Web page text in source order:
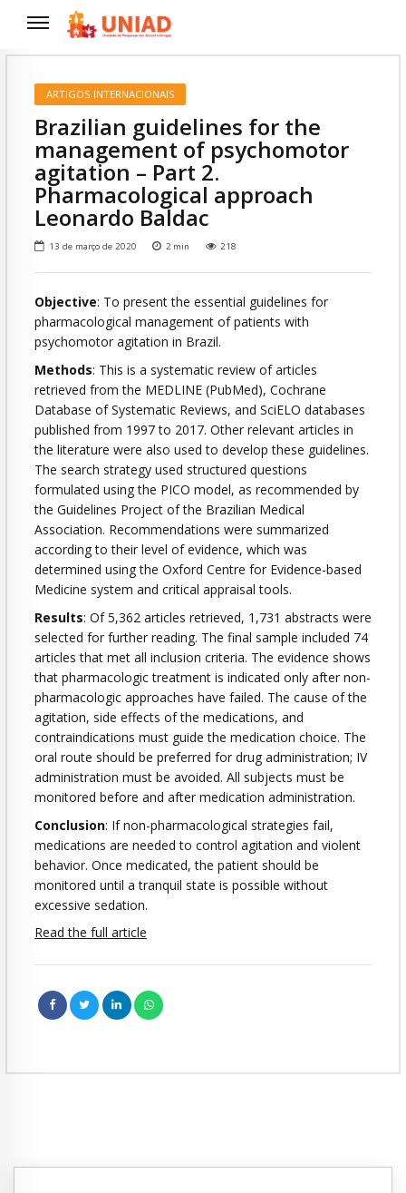
ARTIGOS INTERNACIONAIS
Brazilian guidelines for the
management of psychomotor
agitation – Part 2.
Pharmacological approach
Leonardo Baldac
13 de março de 2020 2 min 218
Objective: To present the essential guidelines for
pharmacological management of patients with
psychomotor agitation in Brazil.
Methods: This is a systematic review of articles
retrieved from the MEDLINE (PubMed), Cochrane
Database of Systematic Reviews, and SciELO databases
published from 1997 to 2017. Other relevant articles in
the literature were also used to develop these guidelines.
The search strategy used structured questions
formulated using the PICO model, as recommended by
the Guidelines Project of the Brazilian Medical
Association. Recommendations were summarized
according to their level of evidence, which was
determined using the Oxford Centre for Evidence-based
Medicine system and critical appraisal tools.
Results: Of 5,362 articles retrieved, 1,731 abstracts were
selected for further reading. The final sample included 74
articles that met all inclusion criteria. The evidence shows
that pharmacologic treatment is indicated only after non-
pharmacologic approaches have failed. The cause of the
agitation, side effects of the medications, and
contraindications must guide the medication choice. The
oral route should be preferred for drug administration; IV
administration must be avoided. All subjects must be
monitored before and after medication administration.
Conclusion: If non-pharmacological strategies fail,
medications are needed to control agitation and violent
behavior. Once medicated, the patient should be
monitored until a tranquil state is possible without
excessive sedation.
Read the full article